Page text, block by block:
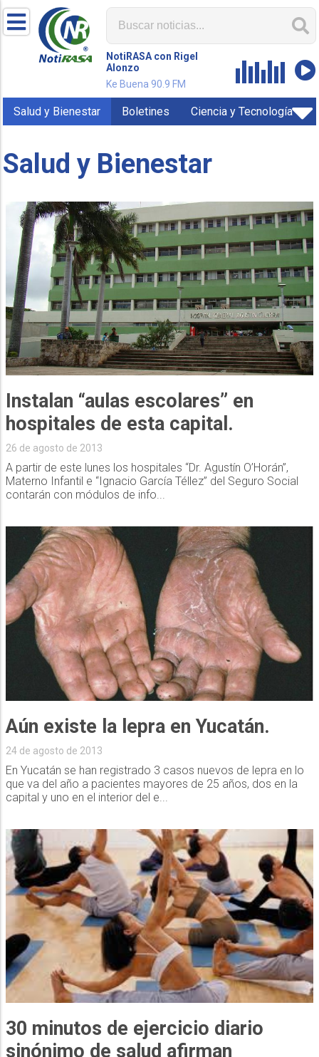
NotiRASA con Rigel
Alonzo
Ke Buena 90.9 FM
Salud y Bienestar Boletines Ciencia y Tecnología
Salud y Bienestar
Instalan “aulas escolares” en
hospitales de esta capital.
26 de agosto de 2013
A partir de este lunes los hospitales “Dr. Agustín O’Horán”,
Materno Infantil e “Ignacio García Téllez” del Seguro Social
contarán con módulos de info...
Aún existe la lepra en Yucatán.
24 de agosto de 2013
En Yucatán se han registrado 3 casos nuevos de lepra en lo
que va del año a pacientes mayores de 25 años, dos en la
capital y uno en el interior del e...
30 minutos de ejercicio diario
sinónimo de salud afirman